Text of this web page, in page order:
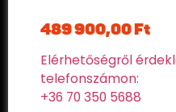
489 900,00 Ft
Elérhetőségről
telefonszámon:
+36 70 350 5688